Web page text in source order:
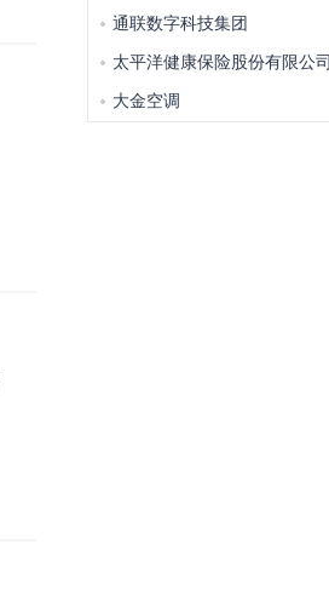
通联数字科技集团
太平洋健康保险股份有限公司
大金空调